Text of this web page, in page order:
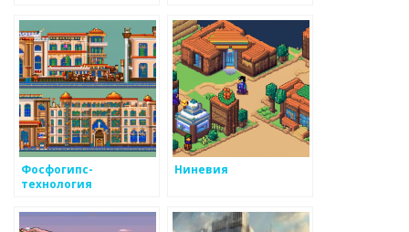
Фосфогипс-
технология
Ниневия